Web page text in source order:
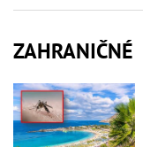
ZAHRANIČNÉ